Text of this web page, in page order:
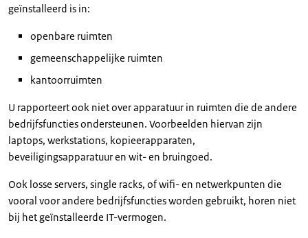
geïnstalleerd is in:
openbare ruimten
gemeenschappelijke ruimten
kantoorruimten
U rapporteert ook niet over apparatuur in ruimten die de andere
bedrijfsfuncties ondersteunen. Voorbeelden hiervan zijn
laptops, werkstations, kopieerapparaten,
beveiligingsapparatuur en wit- en bruingoed.
Ook losse servers, single racks, of wifi- en netwerkpunten die
vooral voor andere bedrijfsfuncties worden gebruikt, horen niet
bij het geïnstalleerde IT-vermogen.